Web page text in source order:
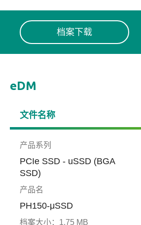
档案下载
eDM
文件名称
产品系列
PCIe SSD - uSSD (BGA
SSD)
产品名
PH150-μSSD
档案大小： 1.75 MB
DataRAID™